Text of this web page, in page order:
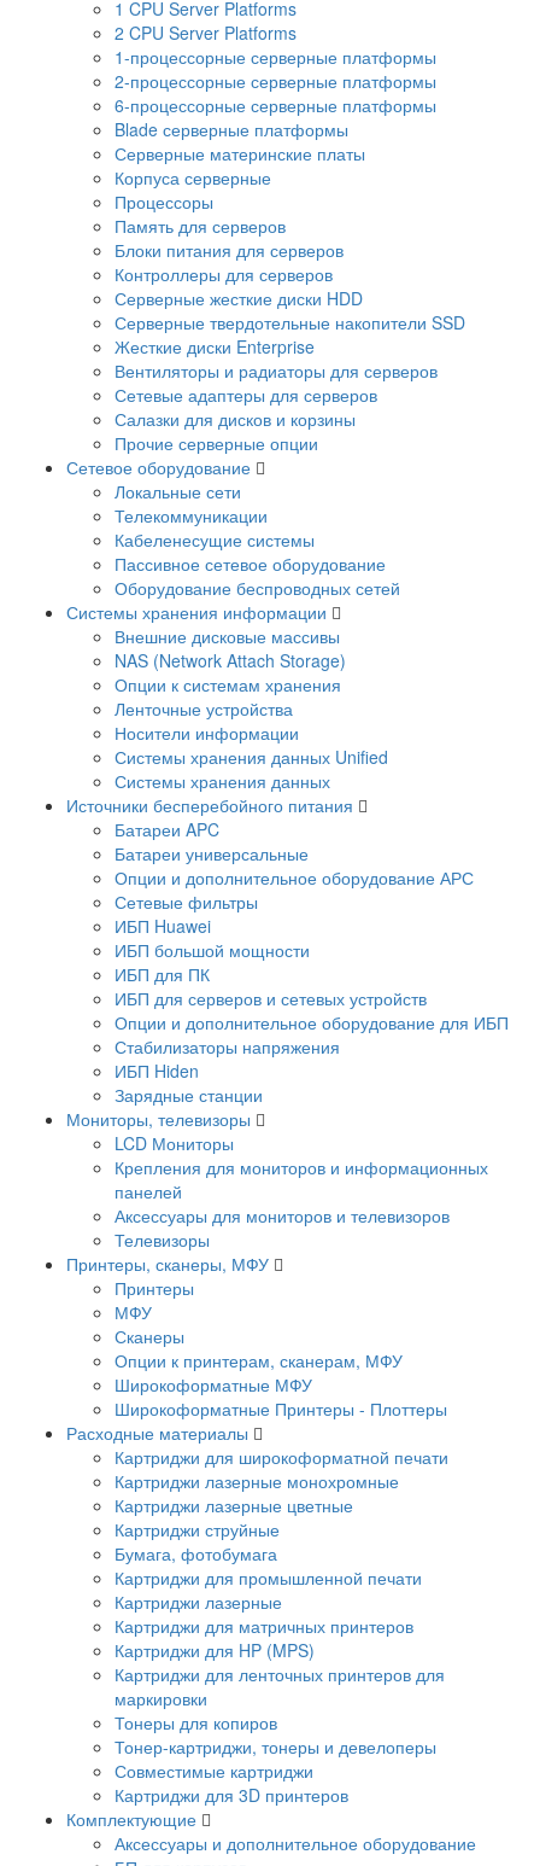
1 CPU Server Platforms
2 CPU Server Platforms
1-процессорные серверные платформы
2-процессорные серверные платформы
6-процессорные серверные платформы
Blade серверные платформы
Серверные материнские платы
Корпуса серверные
Процессоры
Память для серверов
Блоки питания для серверов
Контроллеры для серверов
Серверные жесткие диски HDD
Серверные твердотельные накопители SSD
Жесткие диски Enterprise
Вентиляторы и радиаторы для серверов
Сетевые адаптеры для серверов
Салазки для дисков и корзины
Прочие серверные опции
Сетевое оборудование
Локальные сети
Телекоммуникации
Кабеленесущие системы
Пассивное сетевое оборудование
Оборудование беспроводных сетей
Системы хранения информации
Внешние дисковые массивы
NAS (Network Attach Storage)
Опции к системам хранения
Ленточные устройства
Носители информации
Системы хранения данных Unified
Системы хранения данных
Источники бесперебойного питания
Батареи APC
Батареи универсальные
Опции и дополнительное оборудование АРС
Сетевые фильтры
ИБП Huawei
ИБП большой мощности
ИБП для ПК
ИБП для серверов и сетевых устройств
Опции и дополнительное оборудование для ИБП
Стабилизаторы напряжения
ИБП Hiden
Зарядные станции
Мониторы, телевизоры
LCD Мониторы
Крепления для мониторов и информационных
панелей
Аксессуары для мониторов и телевизоров
Телевизоры
Принтеры, сканеры, МФУ
Принтеры
МФУ
Сканеры
Опции к принтерам, сканерам, МФУ
Широкоформатные МФУ
Широкоформатные Принтеры - Плоттеры
Расходные материалы
Картриджи для широкоформатной печати
Картриджи лазерные монохромные
Картриджи лазерные цветные
Картриджи струйные
Бумага, фотобумага
Картриджи для промышленной печати
Картриджи лазерные
Картриджи для матричных принтеров
Картриджи для HP (MPS)
Картриджи для ленточных принтеров для
маркировки
Тонеры для копиров
Тонер-картриджи, тонеры и девелоперы
Совместимые картриджи
Картриджи для 3D принтеров
Комплектующие
Аксессуары и дополнительное оборудование